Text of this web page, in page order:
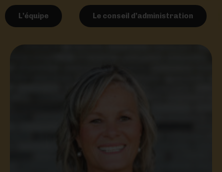
L’équipe Le conseil d’administration